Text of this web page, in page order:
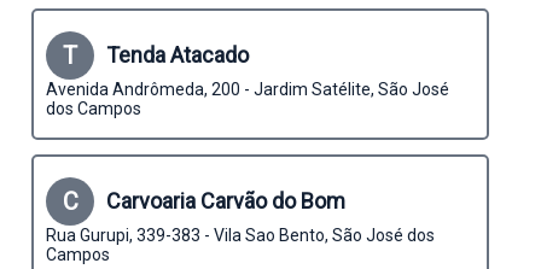
T Tenda Atacado
Avenida Andrômeda, 200 - Jardim Satélite, São José
dos Campos
C Carvoaria Carvão do Bom
Rua Gurupi, 339-383 - Vila Sao Bento, São José dos
Campos